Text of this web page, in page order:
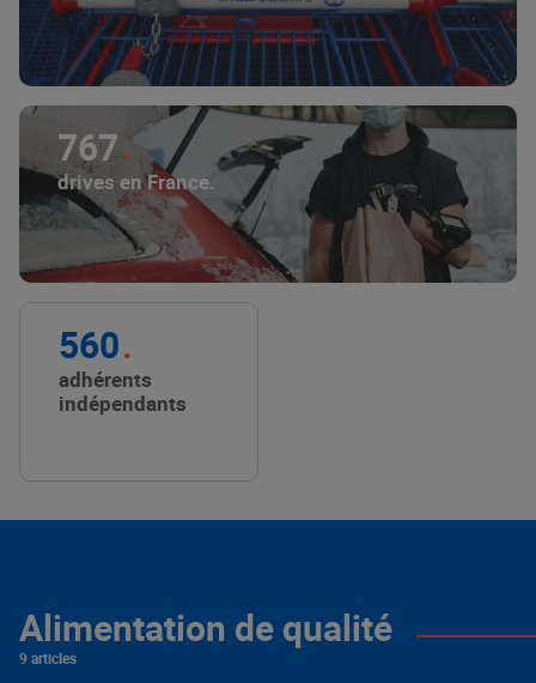
767
drives en France.
560
adhérents
indépendants
Alimentation de qualité
9 articles